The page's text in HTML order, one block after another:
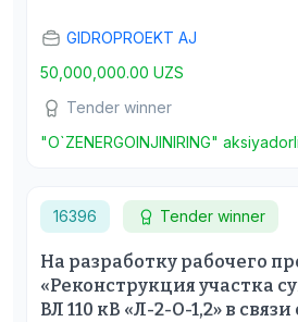
GIDROPROEKT AJ
50,000,000.00 UZS
Tender winner
"O`ZENERGOINJINIRING"
16396 Tender winner
На разработку рабочего
«Реконструкция участка
ВЛ 110 кВ «Л-2-О-1,2» в связи